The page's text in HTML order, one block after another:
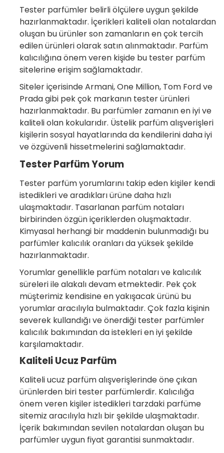
Tester parfümler belirli ölçülere uygun şekilde
hazırlanmaktadır. İçerikleri kaliteli olan notalardan
oluşan bu ürünler son zamanların en çok tercih
edilen ürünleri olarak satın alınmaktadır. Parfüm
kalıcılığına önem veren kişide bu tester parfüm
sitelerine erişim sağlamaktadır.
Siteler içerisinde Armani, One Million, Tom Ford ve
Prada gibi pek çok markanın tester ürünleri
hazırlanmaktadır. Bu parfümler zamanın en iyi ve
kaliteli olan kokularıdır. Üstelik parfüm alışverişleri
kişilerin sosyal hayatlarında da kendilerini daha iyi
ve özgüvenli hissetmelerini sağlamaktadır.
Tester Parfüm Yorum
Tester parfüm yorumlarını takip eden kişiler kendi
istedikleri ve aradıkları ürüne daha hızlı
ulaşmaktadır. Tasarlanan parfüm notaları
birbirinden özgün içeriklerden oluşmaktadır.
Kimyasal herhangi bir maddenin bulunmadığı bu
parfümler kalıcılık oranları da yüksek şekilde
hazırlanmaktadır.
Yorumlar genellikle parfüm notaları ve kalıcılık
süreleri ile alakalı devam etmektedir. Pek çok
müşterimiz kendisine en yakışacak ürünü bu
yorumlar aracılıyla bulmaktadır. Çok fazla kişinin
severek kullandığı ve önerdiği tester parfümler
kalıcılık bakımından da istekleri en iyi şekilde
karşılamaktadır.
Kaliteli Ucuz Parfüm
Kaliteli ucuz parfüm alışverişlerinde öne çıkan
ürünlerden biri tester parfümlerdir. Kalıcılığa
önem veren kişiler istedikleri tarzdaki parfüme
sitemiz aracılıyla hızlı bir şekilde ulaşmaktadır.
İçerik bakımından sevilen notalardan oluşan bu
parfümler uygun fiyat garantisi sunmaktadır.